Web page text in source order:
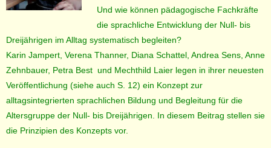
Und wie können pädagogische Fachkräfte
die sprachliche Entwicklung der Null- bis
Dreijährigen im Alltag systematisch begleiten?
Karin Jampert, Verena Thanner, Diana Schattel, Andrea Sens, Anne
Zehnbauer, Petra Best und Mechthild Laier legen in ihrer neuesten
Veröffentlichung (siehe auch S. 12) ein Konzept zur
alltagsintegrierten sprachlichen Bildung und Begleitung für die
Altersgruppe der Null- bis Dreijährigen. In diesem Beitrag stellen sie
die Prinzipien des Konzepts vor.